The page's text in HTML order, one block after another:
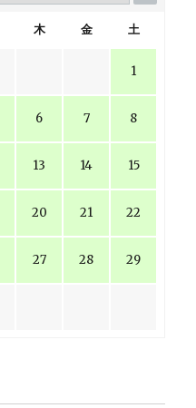
木 金 土
1
6 7 8
13 14 15
20 21 22
27 28 29